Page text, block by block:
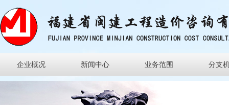
分支
业务范围
新闻中心
企业概况